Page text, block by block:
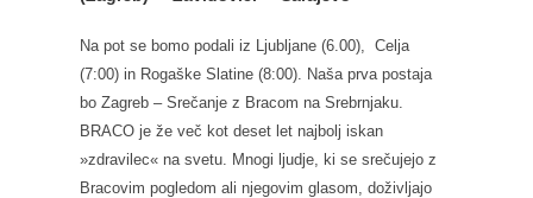
Na pot se bomo podali iz Ljubljane (6.00), Celja
(7:00) in Rogaške Slatine (8:00). Naša prva postaja
bo Zagreb – Srečanje z Bracom na Srebrnjaku.
BRACO je že več kot deset let najbolj iskan
»zdravilec« na svetu. Mnogi ljudje, ki se srečujejo z
Bracovim pogledom ali njegovim glasom, doživljajo